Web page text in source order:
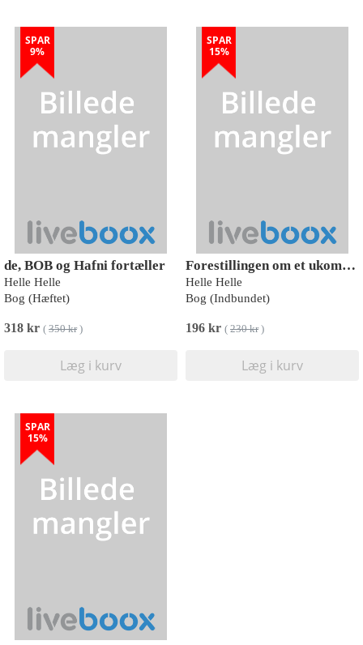
SPAR
9%
de, BOB og Hafni fortæller
Helle Helle
Bog (Hæftet)
318 kr ( 350 kr)
Læg i kurv
SPAR
15%
Forestillingen om et ukompliceret liv med en mand
Helle Helle
Bog (Indbundet)
196 kr ( 230 kr)
Læg i kurv
SPAR
15%